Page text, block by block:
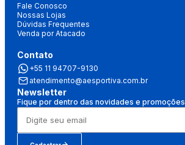
Fale Conosco
Nossas Lojas
Dúvidas Frequentes
Venda por Atacado
Contato
+55 11 94707-9130
atendimento@aesportiva.com.br
Newsletter
Fique por dentro das novidades e promoções